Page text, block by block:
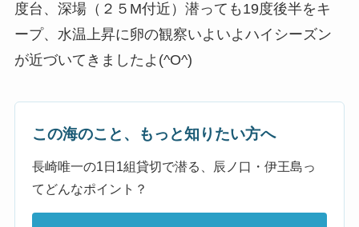
度台、深場（２５M付近）潜っても19度後半をキ
ープ、水温上昇に卵の観察いよいよハイシーズン
が近づいてきましたよ(^O^)
この海のこと、もっと知りたい方へ
長崎唯一の1日1組貸切で潜る、辰ノ口・伊王島っ
てどんなポイント？